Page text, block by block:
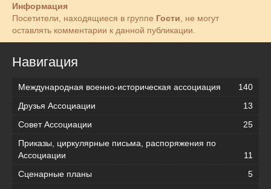
Информация
Посетители, находящиеся в группе Гости , не могут
оставлять комментарии к данной публикации.
Навигация
Международная военно-историческая ассоциация
140
Друзья Ассоциации
13
Совет Ассоциации
25
Приказы, циркулярные письма, распоряжения по
Ассоциации
11
Сценарные планы
5